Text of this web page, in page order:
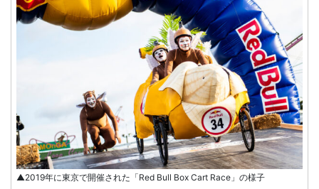
▲2019年に東京で開催された「Red Bull Box Cart Race」の様子